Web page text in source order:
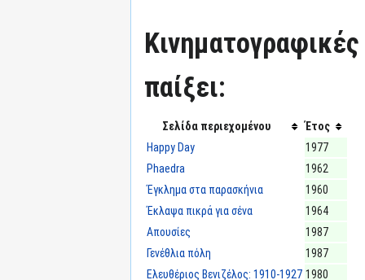
Κινηματογραφικές
παίξει:
Σελίδα περιεχομένου
Έτος
Happy Day
1977
Phaedra
1962
Έγκλημα στα παρασκήνια
1960
Έκλαψα πικρά για σένα
1964
Απουσίες
1987
Γενέθλια πόλη
1987
Ελευθέριος Βενιζέλος: 1910-1927 1980